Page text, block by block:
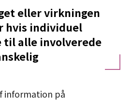
eller virkningen
hvis individuel
til alle involverede
information på